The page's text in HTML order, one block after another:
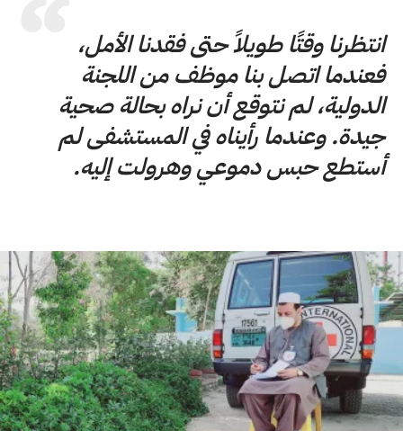
انتظرنا وقتًا طويلاً حتى فقدنا الأمل،
فعندما اتصل بنا موظف من اللجنة
الدولية، لم نتوقع أن نراه بحالة صحية
جيدة. وعندما رأيناه في المستشفى لم
أستطع حبس دموعي وهرولت إليه.